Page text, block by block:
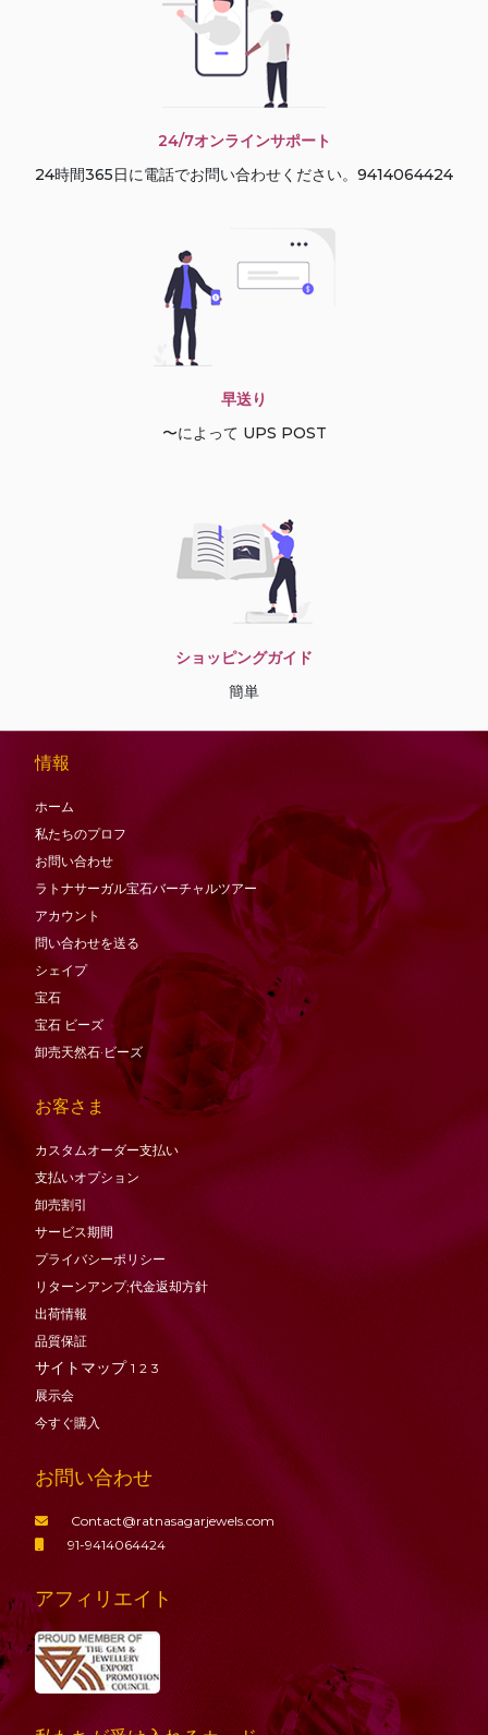
24/7オンラインサポート
24時間365日に電話でお問い合わせください。9414064424
早送り
〜によって UPS POST
ショッピングガイド
簡単
情報
ホーム
私たちのプロフ
お問い合わせ
ラトナサーガル宝石バーチャ​​ルツアー
アカウント
問い合わせを送る
シェイプ
宝石
宝石 ビーズ
卸売天然石·ビーズ
お客さま
カスタムオーダー支払い
支払いオプション
卸売割引
サービス期間
プライバシーポリシー
リターンアンプ;代金返却方針
出荷情報
品質保証
サイトマップ 1 2 3
展示会
今すぐ購入
お問い合わせ
Contact@ratnasagarjewels.com
91-9414064424
アフィリエイト